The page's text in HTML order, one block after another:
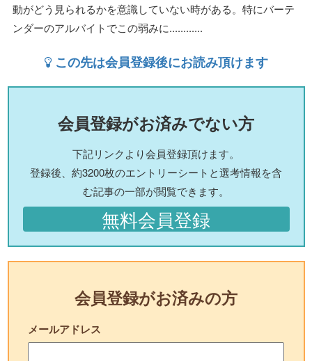
動がどう見られるかを意識していない時がある。特にバーテ
ンダーのアルバイトでこの弱みに............
この先は会員登録後にお読み頂けます
会員登録がお済みでない方
下記リンクより会員登録頂けます。
登録後、約3200枚のエントリーシートと選考情報を含
む記事の一部が閲覧できます。
無料会員登録
会員登録がお済みの方
メールアドレス